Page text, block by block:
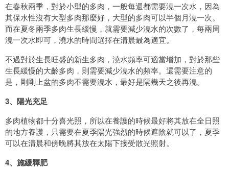
在春秋兩季，對於小型的多肉，一般每週都需要澆一次水，因為
其保水性沒有大型多肉那麼好，大型的多肉可以半個月澆一次。
而在夏冬兩季多肉生長緩慢，就需要減少澆水的次數了，每兩周
澆一次水即可，澆水的時間選擇在清晨最為適宜。
不過對於生長旺盛的新生多肉，澆水頻率可適當增加，對於那些
生長緩慢的大齡多肉，則需要減少澆水的頻率。還需要注意的
是，剛剛上盆的多肉不需要澆水，最好是隔幾天之後再澆。
3、陽光充足
多肉植物都十分喜光照，所以在養護的時候最好將其放在全日照
的地方養護，只需要在夏季陽光強烈的時候遮陰就可以了，夏季
可以在清晨和傍晚將其放在太陽下接受散光照射。
4、施緩釋肥